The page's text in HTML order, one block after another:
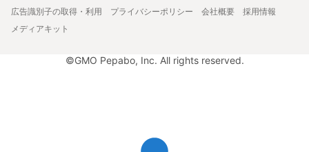
広告識別子の取得・利用
プライバシーポリシー 会社概要
採用情報
メディアキット
©GMO Pepabo, Inc. All rights reserved.